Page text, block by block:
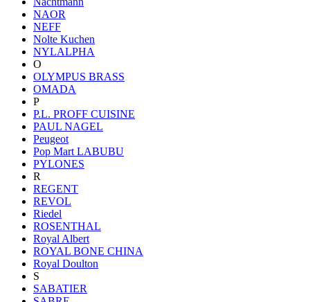
NAOR
NEFF
Nolte Kuchen
NYLALPHA
O
OLYMPUS BRASS
OMADA
P
P.L. PROFF CUISINE
PAUL NAGEL
Peugeot
Pop Mart LABUBU
PYLONES
R
REGENT
REVOL
Riedel
ROSENTHAL
Royal Albert
ROYAL BONE CHINA
Royal Doulton
S
SABATIER